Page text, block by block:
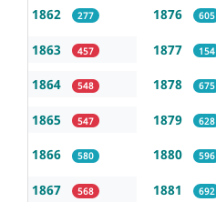
1862 277
1863 457
1864 548
1865 547
1866 580
1867 568
1876 605
1877 154
1878 675
1879 628
1880 596
1881 692